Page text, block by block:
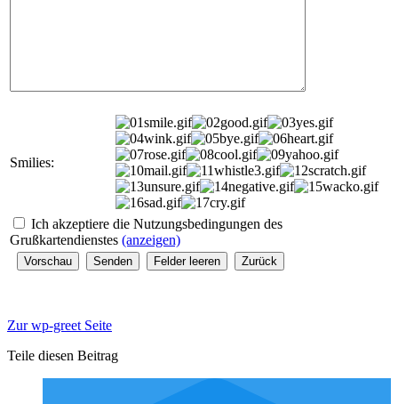
Smilies:
Ich akzeptiere die Nutzungsbedingungen des
Grußkartendienstes (anzeigen)
Zur wp-greet Seite
Teile diesen Beitrag